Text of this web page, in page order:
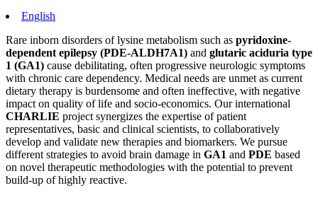
English
Rare inborn disorders of lysine metabolism such as pyridoxine-
dependent epilepsy (PDE-ALDH7A1) and glutaric aciduria type
1 (GA1) cause debilitating, often progressive neurologic symptoms
with chronic care dependency. Medical needs are unmet as current
dietary therapy is burdensome and often ineffective, with negative
impact on quality of life and socio-economics. Our international
CHARLIE project synergizes the expertise of patient
representatives, basic and clinical scientists, to collaboratively
develop and validate new therapies and biomarkers. We pursue
different strategies to avoid brain damage in GA1 and PDE based
on novel therapeutic methodologies with the potential to prevent
build-up of highly reactive.